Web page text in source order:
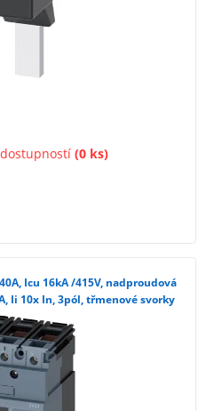
(0 ks)
Icu 16kA /415V, nadproudová
Ii 10x In, 3pól, třmenové svorky